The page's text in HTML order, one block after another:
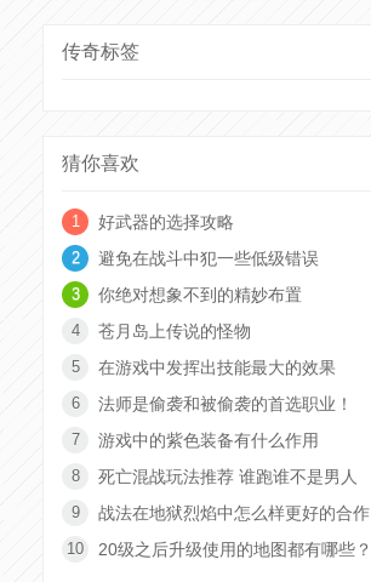
传奇标签
猜你喜欢
好武器的选择攻略
避免在战斗中犯一些低级错误
你绝对想象不到的精妙布置
苍月岛上传说的怪物
在游戏中发挥出技能最大的效果
法师是偷袭和被偷袭的首选职业！
游戏中的紫色装备有什么作用
死亡混战玩法推荐 谁跑谁不是男人
战法在地狱烈焰中怎么样更好的合作
20级之后升级使用的地图都有哪些？